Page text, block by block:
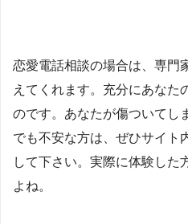
恋愛電話相談の場合は、専門
えてくれます。充分にあなた
のです。あなたが傷ついてし
でも不安な方は、ぜひサイト
して下さい。実際に体験した
よね。